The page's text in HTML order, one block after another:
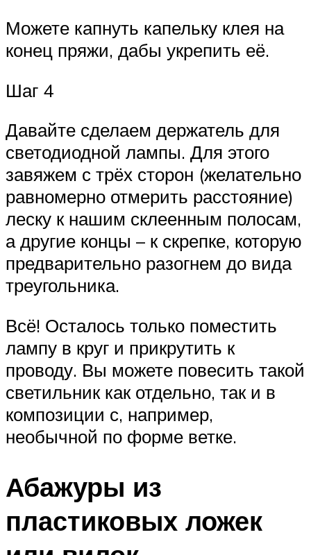
Можете капнуть капельку клея на
конец пряжи, дабы укрепить её.
Шаг 4
Давайте сделаем держатель для
светодиодной лампы. Для этого
завяжем с трёх сторон (желательно
равномерно отмерить расстояние)
леску к нашим склеенным полосам,
а другие концы – к скрепке, которую
предварительно разогнем до вида
треугольника.
Всё! Осталось только поместить
лампу в круг и прикрутить к
проводу. Вы можете повесить такой
светильник как отдельно, так и в
композиции с, например,
необычной по форме ветке.
Абажуры из
пластиковых ложек